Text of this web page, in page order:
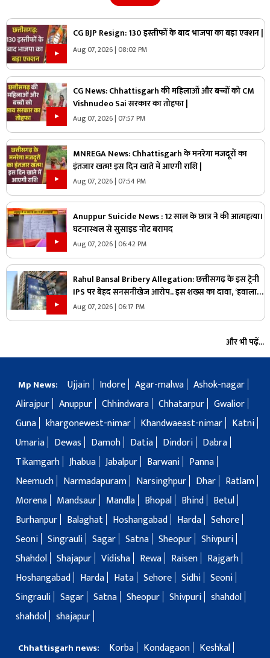
CG BJP Resign: 130 इस्तीफों के बाद भाजपा का बड़ा एक्शन |
Aug 07, 2026 | 08:02 PM
CG News: Chhattisgarh की महिलाओं और बच्चों को CM
Vishnudeo Sai सरकार का तोहफा |
Aug 07, 2026 | 07:57 PM
MNREGA News: Chhattisgarh के मनरेगा मजदूरों का
इंतजार खत्म! इस दिन खाते में आएगी राशि |
Aug 07, 2026 | 07:54 PM
Anuppur Suicide News : 12 साल के छात्र ने की आत्महत्या।
घटनास्थल से सुसाइड नोट बरामद
Aug 07, 2026 | 06:42 PM
Rahul Bansal Bribery Allegation: छत्तीसगढ़ के इस ट्रेनी
IPS पर बेहद सनसनीखेज आरोप.. इस शख्स का दावा, ‘हवाला
के जरिये लिया एक करोड़ रुपये का रिश्वत’.. CBI एक्टिव
Aug 07, 2026 | 06:17 PM
और भी पढ़ें...
Mp News: Ujjain Indore Agar-malwa Ashok-nagar
Alirajpur Anuppur Chhindwara Chhatarpur Gwalior
Guna khargonewest-nimar Khandwaeast-nimar
Katni
Umaria
Dewas Damoh Datia Dindori
Dabra
Tikamgarh Jhabua Jabalpur Barwani
Panna
Neemuch
Narmadapuram Narsinghpur Dhar
Ratlam
Morena
Mandsaur Mandla Bhopal Bhind
Betul
Burhanpur
Balaghat Hoshangabad Harda Sehore
Seoni Singrauli Sagar Satna Sheopur Shivpuri
Shahdol Shajapur Vidisha Rewa Raisen
Rajgarh
Hoshangabad
Harda Hata Sehore Sidhi Seoni
Singrauli Sagar Satna Sheopur Shivpuri shahdol
shahdol shajapur
Chhattisgarh news: Korba Kondagaon
Keshkal